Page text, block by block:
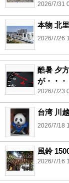
2026/7/31
本物 北
2026/7/26
酷暑 夕
が・・・
2026/7/23
台湾 川
2026/7/18
風鈴
2026/7/16